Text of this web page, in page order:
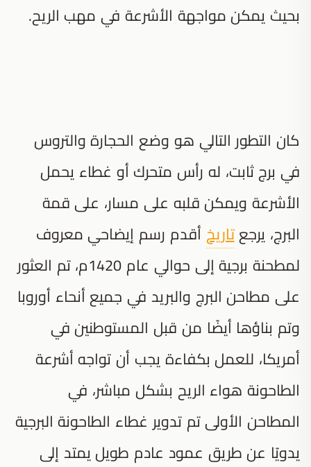
بحيث يمكن مواجهة الأشرعة في مهب الريح.
كان التطور التالي هو وضع الحجارة والتروس
في برج ثابت، له رأس متحرك أو غطاء يحمل
الأشرعة ويمكن قلبه على مسار، على قمة
البرج، يرجعتاريخ أقدم رسم إيضاحي معروف
لمطحنة برجية إلى حوالي عام 1420م، تم العثور
على مطاحن البرج والبريد في جميع أنحاء أوروبا
وتم بناؤها أيضًا من قبل المستوطنين في
أمريكا، للعمل بكفاءة يجب أن تواجه أشرعة
الطاحونة هواء الريح بشكل مباشر، في
المطاحن الأولى تم تدوير غطاء الطاحونة البرجية
يدويًا عن طريق عمود عادم طويل يمتد إلى